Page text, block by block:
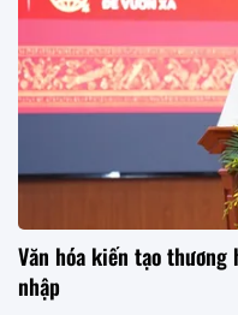
Văn hóa kiến tạo
nhập